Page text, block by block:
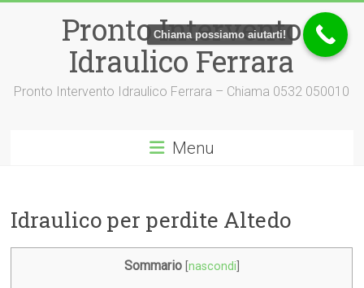
Pronto Intervento
Idraulico Ferrara
Pronto Intervento Idraulico Ferrara – Chiama 0532 050010
Menu
Idraulico per perdite Altedo
Sommario nascondi
Chiama possiamo aiutarti!